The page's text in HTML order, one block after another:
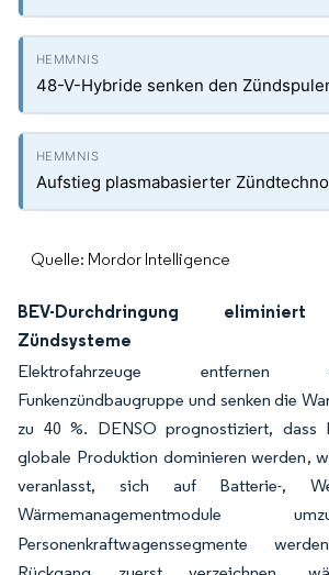
48-V-Hybride senken den
Aufstieg plasmabasierter
Quelle: Mordor Intelligence
BEV-Durchdringung eliminiert
Zündsysteme
Elektrofahrzeuge
Funkenzündbaugruppe und senken die
zu 40 %. DENSO prognostiziert, dass
globale Produktion dominieren werden,
veranlasst, sich auf Batterie-,
Wärmemanagementmodule
Personenkraftwagenssegmente